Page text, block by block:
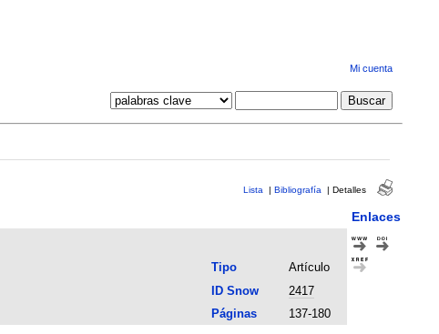
Mi cuenta
Lista | Bibliografía | Detalles
Enlaces
Tipo
Artículo
ID Snow
2417
Páginas
137-180